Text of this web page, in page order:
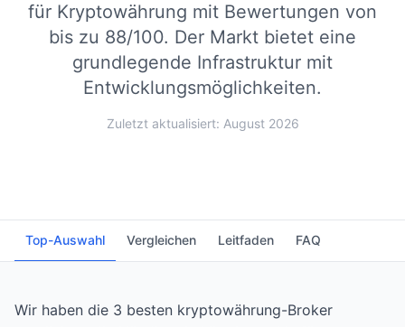
für Kryptowährung mit Bewertungen von
bis zu 88/100. Der Markt bietet eine
grundlegende Infrastruktur mit
Entwicklungsmöglichkeiten.
Zuletzt aktualisiert: August 2026
Top-Auswahl Vergleichen Leitfaden FAQ
Wir haben die 3 besten kryptowährung-Broker